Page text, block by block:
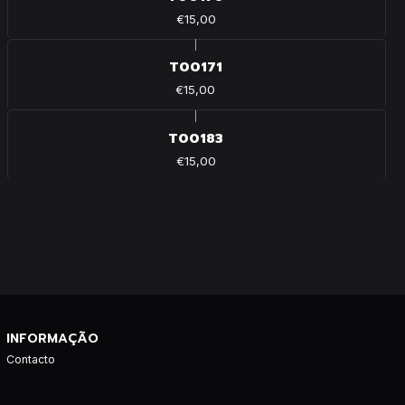
€15,00
T00171
€15,00
T00183
€15,00
INFORMAÇÃO
Contacto